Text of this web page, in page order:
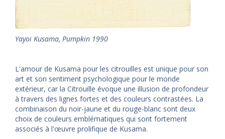
Yayoi Kusama, Pumpkin 1990
L'amour de Kusama pour les citrouilles est unique pour son
art et son sentiment psychologique pour le monde
extérieur, car la Citrouille évoque une illusion de profondeur
à travers des lignes fortes et des couleurs contrastées. La
combinaison du noir-jaune et du rouge-blanc sont deux
choix de couleurs emblématiques qui sont fortement
associés à l'œuvre prolifique de Kusama.